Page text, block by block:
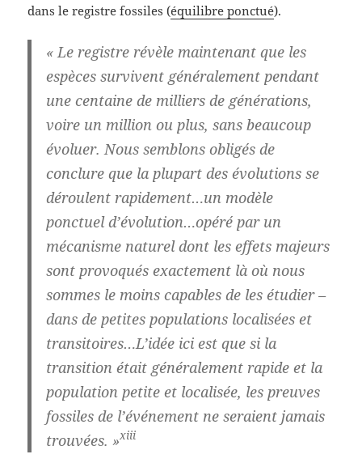
dans le registre fossiles (équilibre ponctué).
« Le registre révèle maintenant que les
espèces survivent généralement pendant
une centaine de milliers de générations,
voire un million ou plus, sans beaucoup
évoluer. Nous semblons obligés de
conclure que la plupart des évolutions se
déroulent rapidement…un modèle
ponctuel d’évolution…opéré par un
mécanisme naturel dont les effets majeurs
sont provoqués exactement là où nous
sommes le moins capables de les étudier –
dans de petites populations localisées et
transitoires…L’idée ici est que si la
transition était généralement rapide et la
population petite et localisée, les preuves
fossiles de l’événement ne seraient jamais
trouvées. »xiii